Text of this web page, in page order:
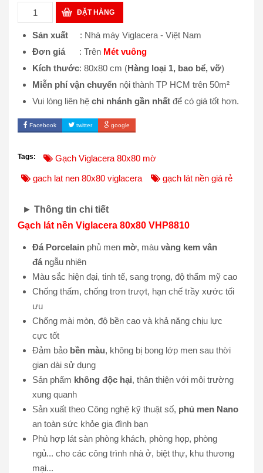
ĐẶT HÀNG
Sản xuất : Nhà máy Viglacera - Việt Nam
Đơn giá : Trên Mét vuông
Kích thước: 80x80 cm (Hàng loại 1, bao bể, vỡ)
Miễn phí vận chuyển nội thành TP HCM trên 50m²
Vui lòng liên hệ chi nhánh gần nhất để có giá tốt hơn.
Facebook twitter google
Tags:
Gạch Viglacera 80x80 mờ
gach lat nen 80x80 viglacera
gạch lát nền giá rẻ
► Thông tin chi tiết
Gạch lát nền Viglacera 80x80 VHP8810
Đá Porcelain phủ men mờ, màu vàng kem vân
đá ngẫu nhiên
Màu sắc hiện đại, tinh tế, sang trọng, độ thẩm mỹ cao
Chống thấm, chống trơn trượt, hạn chế trầy xước tối
ưu
Chống mài mòn, độ bền cao và khả năng chịu lực
cực tốt
Đảm bảo bền màu, không bị bong lớp men sau thời
gian dài sử dụng
Sản phẩm không độc hại, thân thiện với môi trường
xung quanh
Sản xuất theo Công nghệ kỹ thuật số, phủ men Nano
an toàn sức khỏe gia đình bạn
Phù hợp lát sàn phòng khách, phòng họp, phòng
ngủ... cho các công trình nhà ở, biệt thự, khu thương
mại...